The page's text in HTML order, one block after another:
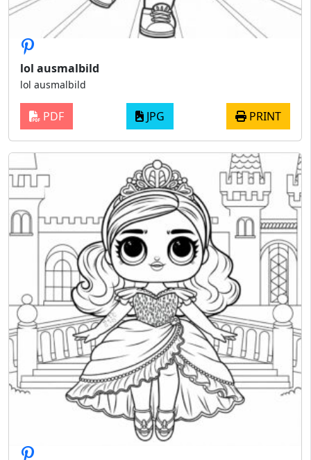
lol ausmalbild
lol ausmalbild
PDF JPG PRINT